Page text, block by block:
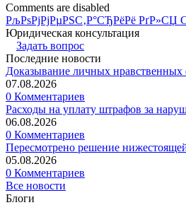
Comments are disabled
РљРѕРјРјРµРЅС‚Р°СЂРёРё РґР»СЏ
Юридическая консультация
Задать вопрос
Последние новости
Доказывание личных нравственных
07.08.2026
0 Комментариев
Расходы на уплату штрафов за
06.08.2026
0 Комментариев
Пересмотрено решение
05.08.2026
0 Комментариев
Все новости
Блоги